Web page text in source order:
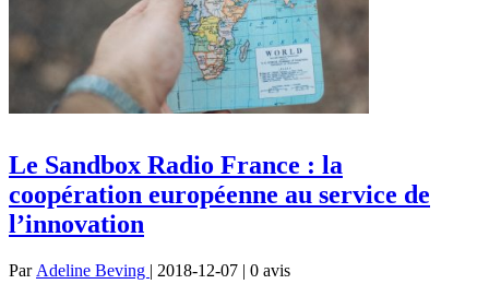
Le Sandbox Radio France : la
coopération européenne au service de
l’innovation
Par Adeline Beving | 2018-12-07 | 0 avis